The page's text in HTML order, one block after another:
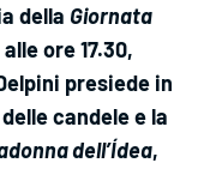
della Giornata
alle ore 17.30,
presiede in
candele e la
dell’Ídea,